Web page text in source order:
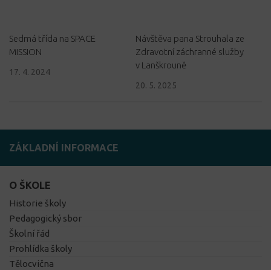
Sedmá třída na SPACE
MISSION
17. 4. 2024
Návštěva pana Strouhala ze
Zdravotní záchranné služby
v Lanškrouně
20. 5. 2025
ZÁKLADNÍ INFORMACE
O ŠKOLE
Historie školy
Pedagogický sbor
Školní řád
Prohlídka školy
Tělocvična